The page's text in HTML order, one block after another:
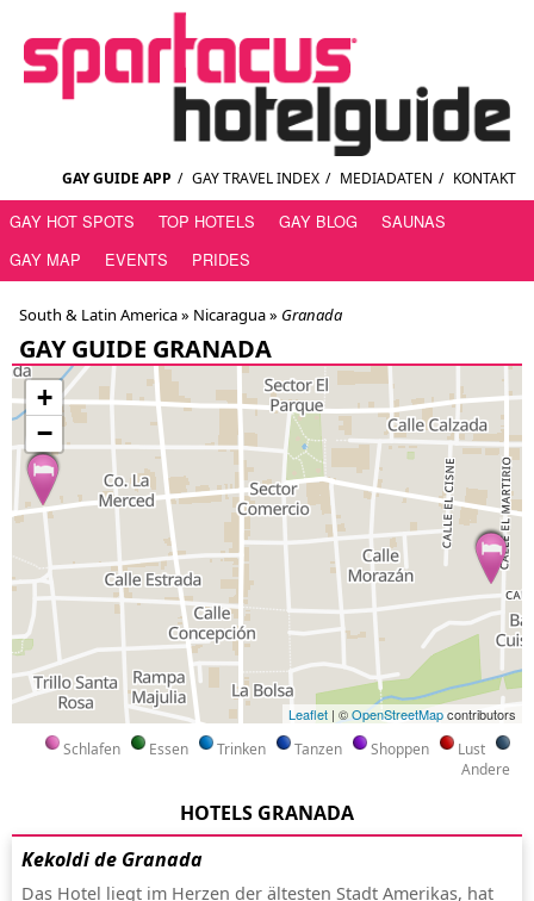
GAY GUIDE APP / GAY TRAVEL INDEX / MEDIADATEN / KONTAKT
GAY HOT SPOTS TOP HOTELS GAY BLOG
SAUNAS
GAY MAP
EVENTS PRIDES
South & Latin America » Nicaragua» Granada
GAY GUIDE GRANADA
+
−
Leaflet | ©OpenStreetMapcontributors
Schlafen Essen Trinken Tanzen Shoppen
Lust
Andere
HOTELS GRANADA
Kekoldi de Granada
Das Hotel liegt im Herzen der ältesten Stadt Amerikas, hat